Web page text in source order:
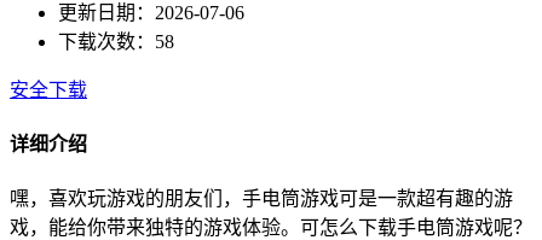
更新日期：2026-07-06
下载次数：58
安全下载
详细介绍
嘿，喜欢玩游戏的朋友们，手电筒游戏可是一款超有趣的游
戏，能给你带来独特的游戏体验。可怎么下载手电筒游戏呢？